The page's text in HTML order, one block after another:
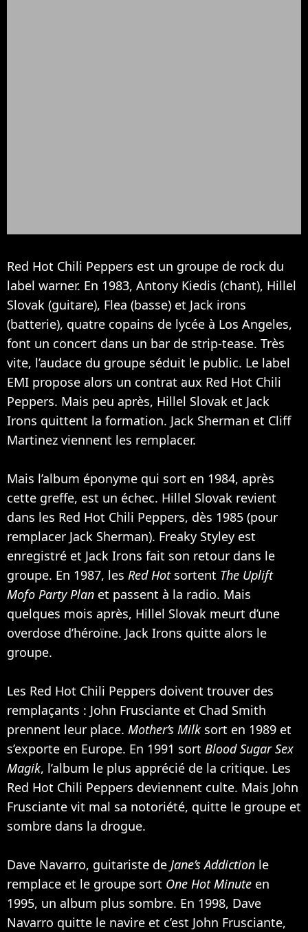
Red Hot Chili Peppers est un groupe de rock du
label warner. En 1983, Antony Kiedis (chant), Hillel
Slovak (guitare), Flea (basse) et Jack irons
(batterie), quatre copains de lycée à Los Angeles,
font un concert dans un bar de strip-tease. Très
vite, l’audace du groupe séduit le public. Le label
EMI propose alors un contrat aux Red Hot Chili
Peppers. Mais peu après, Hillel Slovak et Jack
Irons quittent la formation. Jack Sherman et Cliff
Martinez viennent les remplacer.
Mais l’album éponyme qui sort en 1984, après
cette greffe, est un échec. Hillel Slovak revient
dans les Red Hot Chili Peppers, dès 1985 (pour
remplacer Jack Sherman). Freaky Styley est
enregistré et Jack Irons fait son retour dans le
groupe. En 1987, les Red Hotsortent The Uplift
Mofo Party Plan et passent à la radio. Mais
quelques mois après, Hillel Slovak meurt d’une
overdose d’héroïne. Jack Irons quitte alors le
groupe.
Les Red Hot Chili Peppers doivent trouver des
remplaçants : John Frusciante et Chad Smith
prennent leur place. Mother‘s Milk sort en 1989 et
s’exporte en Europe. En 1991 sort Blood Sugar Sex
Magik, l’album le plus apprécié de la critique. Les
Red Hot Chili Peppers deviennent culte. Mais John
Frusciante vit mal sa notoriété, quitte le groupe et
sombre dans la drogue.
Dave Navarro, guitariste de Jane’s Addiction le
remplace et le groupe sort One Hot Minute en
1995, un album plus sombre. En 1998, Dave
Navarro quitte le navire et c’est John Frusciante,